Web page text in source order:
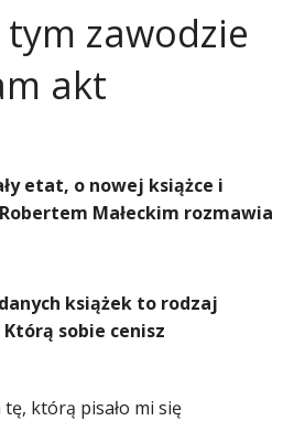
zawodzie
akt
etat, o nowej książce i
Małeckim rozmawia
książek to rodzaj
sobie cenisz
tę, którą pisało mi się